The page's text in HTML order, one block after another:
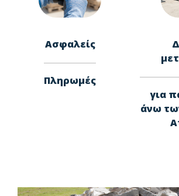
Ασφαλείς
Πληρωμές
για
άνω